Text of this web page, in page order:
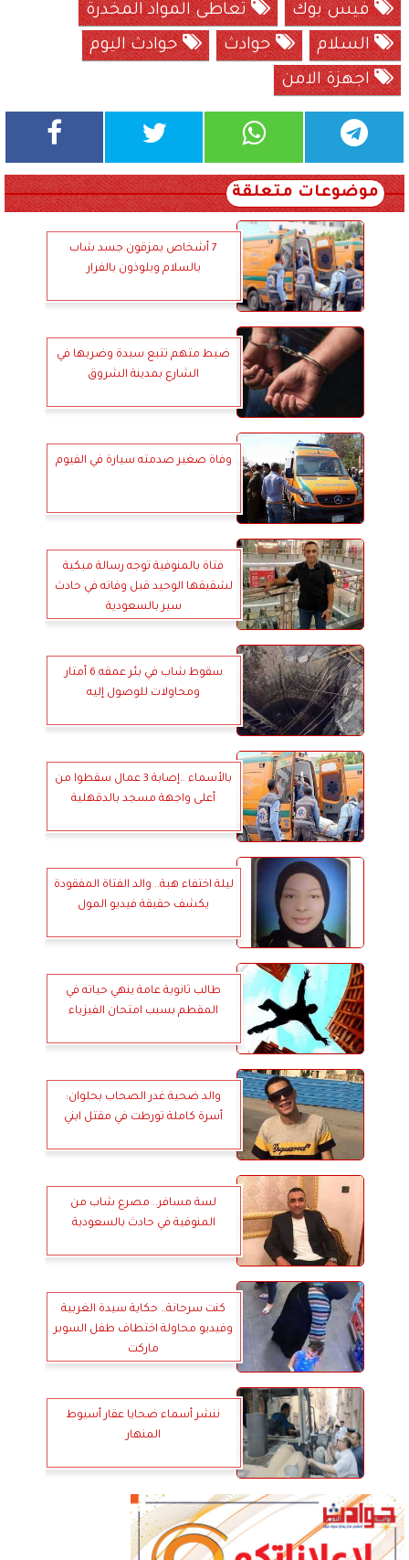
فيس بوك
تعاطى المواد المخدرة
السلام
حوادث
حوادث اليوم
اجهزة الامن
موضوعات متعلقة
7 أشخاص يمزقون جسد شاب
بالسلام ويلوذون بالفرار
ضبط متهم تتبع سيدة وضربها في
الشارع بمدينة الشروق
وفاة صغير صدمته سيارة في الفيوم
فتاة بالمنوفية توجه رسالة مبكية
لشقيقها الوحيد قبل وفاته في حادث
سير بالسعودية
سقوط شاب في بئر عمقه 6 أمتار
ومحاولات للوصول إليه
بالأسماء ..إصابة 3 عمال سقطوا من
أعلى واجهة مسجد بالدقهلية
ليلة اختفاء هبة.. والد الفتاة المفقودة
يكشف حقيقة فيديو المول
طالب ثانوية عامة ينهي حياته في
المقطم بسبب امتحان الفيزياء
والد ضحية غدر الصحاب بحلوان:
أسرة كاملة تورطت في مقتل ابني
لسة مسافر.. مصرع شاب من
المنوفية في حادث بالسعودية
كنت سرحانة.. حكاية سيدة الغربية
وفيديو محاولة اختطاف طفل السوبر
ماركت
ننشر أسماء ضحايا عقار أسيوط
المنهار